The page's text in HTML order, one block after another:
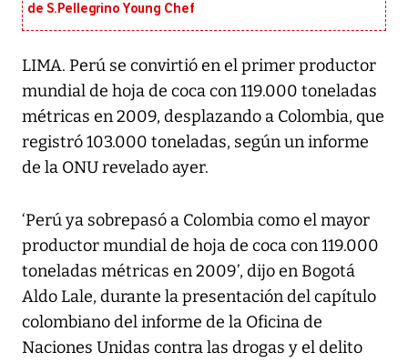
de S.Pellegrino Young Chef
LIMA. Perú se convirtió en el primer productor
mundial de hoja de coca con 119.000 toneladas
métricas en 2009, desplazando a Colombia, que
registró 103.000 toneladas, según un informe
de la ONU revelado ayer.
‘Perú ya sobrepasó a Colombia como el mayor
productor mundial de hoja de coca con 119.000
toneladas métricas en 2009’, dijo en Bogotá
Aldo Lale, durante la presentación del capítulo
colombiano del informe de la Oficina de
Naciones Unidas contra las drogas y el delito